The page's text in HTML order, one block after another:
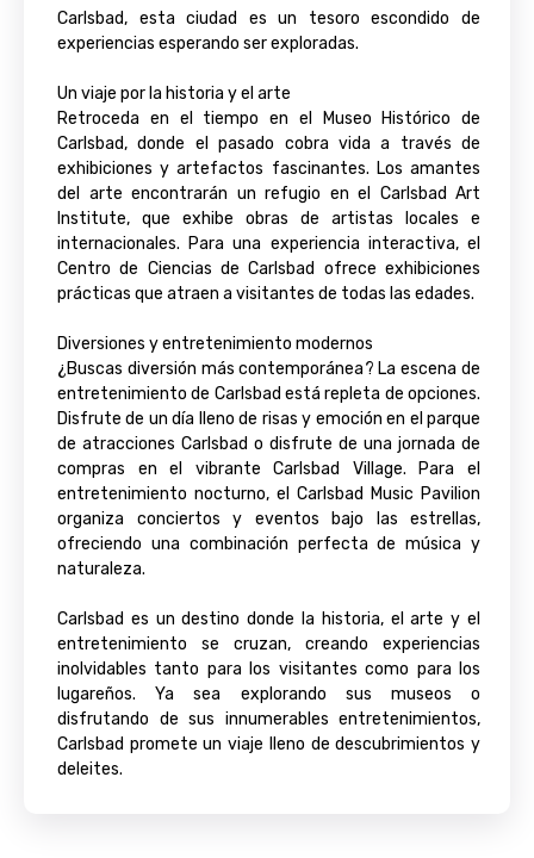
Carlsbad, esta ciudad es un tesoro escondido de
experiencias esperando ser exploradas.
Un viaje por la historia y el arte
Retroceda en el tiempo en el Museo Histórico de
Carlsbad, donde el pasado cobra vida a través de
exhibiciones y artefactos fascinantes. Los amantes
del arte encontrarán un refugio en el Carlsbad Art
Institute, que exhibe obras de artistas locales e
internacionales. Para una experiencia interactiva, el
Centro de Ciencias de Carlsbad ofrece exhibiciones
prácticas que atraen a visitantes de todas las edades.
Diversiones y entretenimiento modernos
¿Buscas diversión más contemporánea? La escena de
entretenimiento de Carlsbad está repleta de opciones.
Disfrute de un día lleno de risas y emoción en el parque
de atracciones Carlsbad o disfrute de una jornada de
compras en el vibrante Carlsbad Village. Para el
entretenimiento nocturno, el Carlsbad Music Pavilion
organiza conciertos y eventos bajo las estrellas,
ofreciendo una combinación perfecta de música y
naturaleza.
Carlsbad es un destino donde la historia, el arte y el
entretenimiento se cruzan, creando experiencias
inolvidables tanto para los visitantes como para los
lugareños. Ya sea explorando sus museos o
disfrutando de sus innumerables entretenimientos,
Carlsbad promete un viaje lleno de descubrimientos y
deleites.